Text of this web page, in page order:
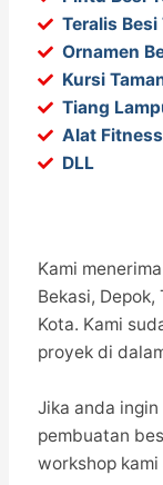
Teralis Besi
Ornamen
Kursi
Tiang
Alat
DLL
Kami
Bekasi,
Kota. Kami
proyek di
Jika anda
pembuatan
workshop